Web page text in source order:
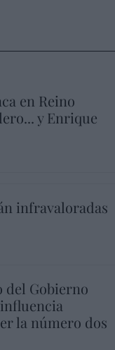
en Reino
y Enrique
infravaloradas
del Gobierno
la número dos